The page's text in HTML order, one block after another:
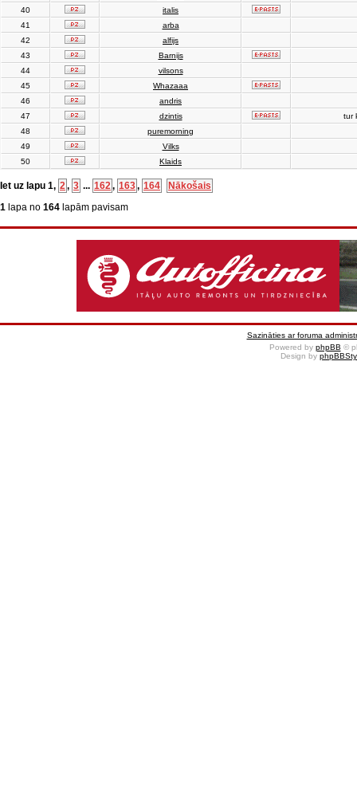
40
italis
41
arba
42
alfijs
43
Barnijs
44
vilsons
45
Whazaaa
46
andris
47
dzintis
tur
48
puremorning
49
Vilks
50
Klaids
Iet uz lapu 1, 2, 3 ... 162, 163, 164
Nākošais
1 lapa no 164 lapām pavisam
Sazināties ar foruma
Powered by phpBB ©
Design by